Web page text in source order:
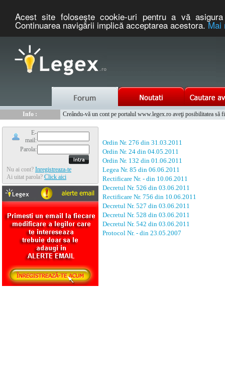
Acest site foloseşte cookie-uri pentru a vă
Continuarea navigării implică acceptarea acestora.Mai
Info :
Creându-vă un cont pe portalul www.legex.ro aveţi posibilitatea să
E-
mail:
Parola:
Nu ai cont? Inregistreaza-te
Ai uitat parola? Click aici
Ordin Nr. 276 din 31.03.2011
Ordin Nr. 24 din 04.05.2011
Ordin Nr. 132 din 01.06.2011
Legea Nr. 85 din 06.06.2011
Rectificare Nr. - din 10.06.2011
Decretul Nr. 526 din 03.06.2011
Rectificare Nr. 756 din 10.06.2011
Decretul Nr. 527 din 03.06.2011
Decretul Nr. 528 din 03.06.2011
Decretul Nr. 542 din 03.06.2011
Protocol Nr. - din 23.05.2007